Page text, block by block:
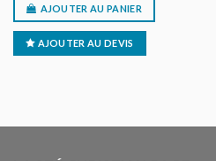
AJOUTER AU PANIER
AJOUTER AU DEVIS